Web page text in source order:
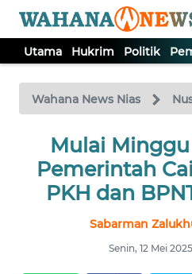
Utama Hukrim Politik
Wahana News Nias
Mulai
Pemerintah
PKH dan
Sabarman
Senin, 12 Mei
TV
Tutup
UTAMA
HUKRIM